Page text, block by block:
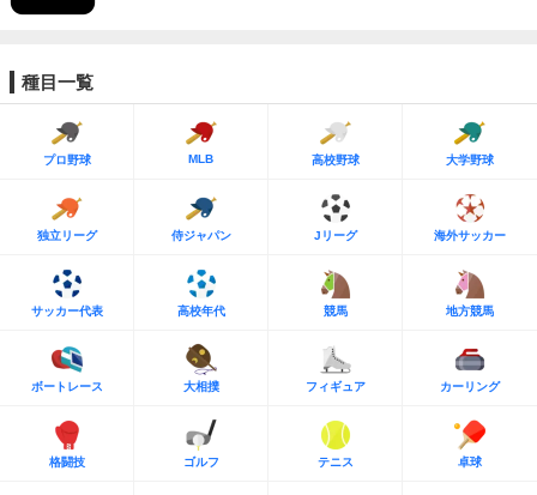
種目一覧
プロ野球 MLB 高校野球 大学野球
独立リーグ 侍ジャパン Jリーグ 海外サッカー
サッカー代表 高校年代 競馬 地方競馬
ボートレース 大相撲 フィギュア カーリング
格闘技 ゴルフ テニス 卓球